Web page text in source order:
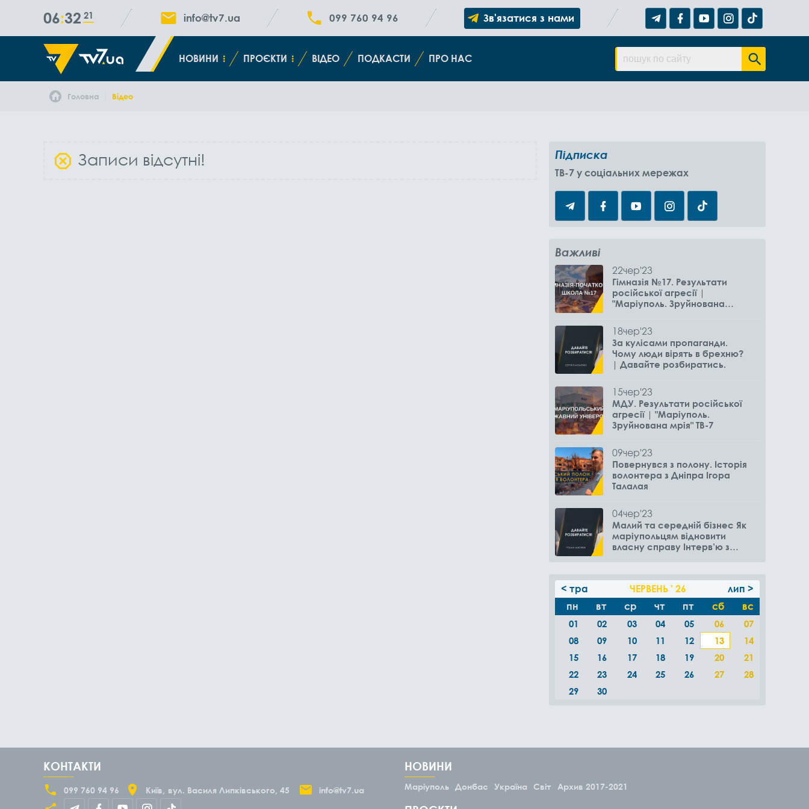
06 32 22 info@tv7.ua 099 760 94 96 Зв'язатися з нами
НОВИНИ ПРОЄКТИ ВІДЕО ПОДКАСТИ ПРО НАС
Головна Відео
Записи відсутні! Підписка
TB-7 у соціальних мережах
Важливі
22чер'23
Гімназія №17. Результати
російської агресії |
"Маріуполь. Зруйнована
18чер'23
За кулісами пропаганди.
Чому люди вірять в брехню?
| Давайте розбиратись.
15чер'23
МДУ. Результати російської
агресії | "Маріуполь.
Зруйнована мрія" ТВ-7
09чер'23
Повернувся з полону. Історія
волонтера з Дніпра Ігора
Талалая
04чер'23
Малий та середній бізнес Як
маріупольцям відновити
власну справу Інтерв’ю з
< тра ЧЕРВЕНЬ ' 26
лип >
пн
вт ср чт пт сб вс
01 02 03 04 05 06
07
08
09 10 11 12 13
14
15
16 17 18 19 20
21
22
23 24 25 26 27
28
29
30
КОНТАКТИ
099 760 94 96 Київ вул. Василя Липківського, 45 info@tv7.ua
НОВИНИ
Маріуполь Донбас Україна Світ Архив 2017-2021